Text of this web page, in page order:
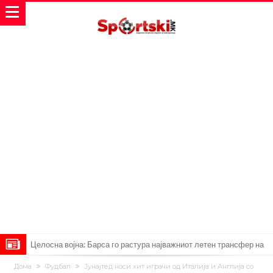
Целосна војна: Барса го растура најважниот летен трансфер на
Атлетико?!
Инфантино имал љубовница: Испливаа скандалозни
Дома Фудбал
Јунајтед носи хит играчи од Италија и Англија со